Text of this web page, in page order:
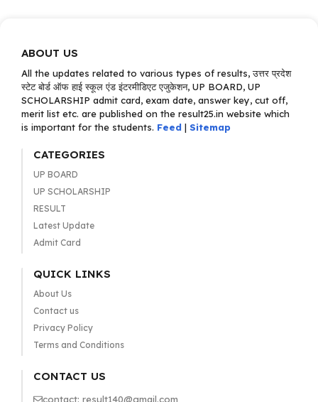
ABOUT US
All the updates related to various types of results, उत्तर प्रदेश
स्टेट बोर्ड ऑफ हाई स्कूल एंड इंटरमीडिएट एजुकेशन, UP BOARD, UP
SCHOLARSHIP admit card, exam date, answer key, cut off,
merit list etc. are published on the result25.in website which
is important for the students. Feed | Sitemap
CATEGORIES
UP BOARD
UP SCHOLARSHIP
RESULT
Latest Update
Admit Card
QUICK LINKS
About Us
Contact us
Privacy Policy
Terms and Conditions
CONTACT US
contact: result140@gmail.com